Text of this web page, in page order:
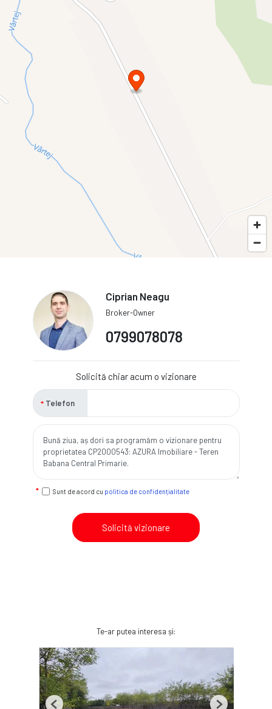
Ciprian Neagu
Broker-Owner
0799078078
Solicită chiar acum o vizionare
Telefon
Sunt de acord cu politica de confidențialitate
Solicită vizionare
Te-ar putea interesa și: